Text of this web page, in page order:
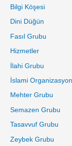
Bilgi Köşesi
Dini Düğün
Fasıl Grubu
Hizmetler
İlahi Grubu
İslami
Mehter Grubu
Semazen Grubu
Tasavvuf Grubu
Zeybek Grubu